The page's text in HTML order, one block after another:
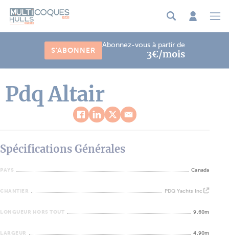
S'ABONNER
Abonnez-vous à partir de
3€/mois
Pdq Altair
Spécifications Générales
PAYS Canada
CHANTIER PDQ Yachts Inc
LONGUEUR HORS TOUT 9.60m
LARGEUR 4.90m